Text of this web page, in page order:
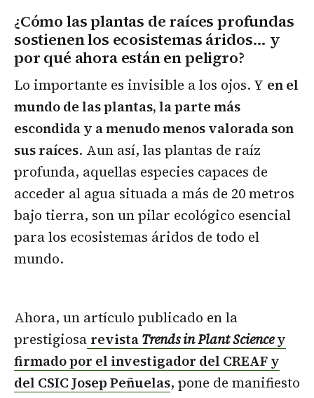
¿Cómo las plantas de raíces profundas
sostienen los ecosistemas áridos… y
por qué ahora están en peligro?
Lo importante es invisible a los ojos. Y en el
mundo de las plantas, la parte más
escondida y a menudo menos valorada son
sus raíces. Aun así, las plantas de raíz
profunda, aquellas especies capaces de
acceder al agua situada a más de 20 metros
bajo tierra, son un pilar ecológico esencial
para los ecosistemas áridos de todo el
mundo.
Ahora, un artículo publicado en la
prestigiosa revistaTrends in Plant Sciencey
firmado por el investigador del CREAF y
del CSIC Josep Peñuelas, pone de manifiesto